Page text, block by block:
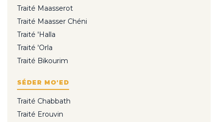
Traité Maasserot
Traité Maasser Chéni
Traité 'Halla
Traité 'Orla
Traité Bikourim
SÉDER MO'ED
Traité Chabbath
Traité Erouvin